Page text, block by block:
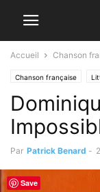
Accueil Chanson
Chanson française
Par Patrick Benard -
Save